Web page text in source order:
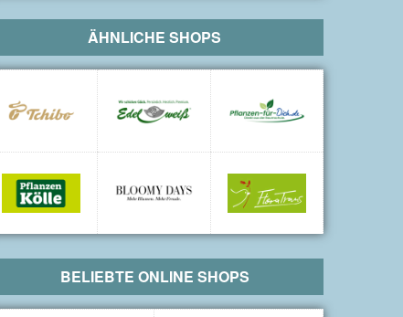
ÄHNLICHE SHOPS
BELIEBTE ONLINE SHOPS